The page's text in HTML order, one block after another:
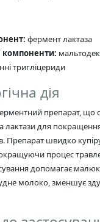
фермент лактаза
компоненти:
тригліцериди
дія
препарат, що
для
Препарат швидко
процес
допомагає
молоко, зменшує